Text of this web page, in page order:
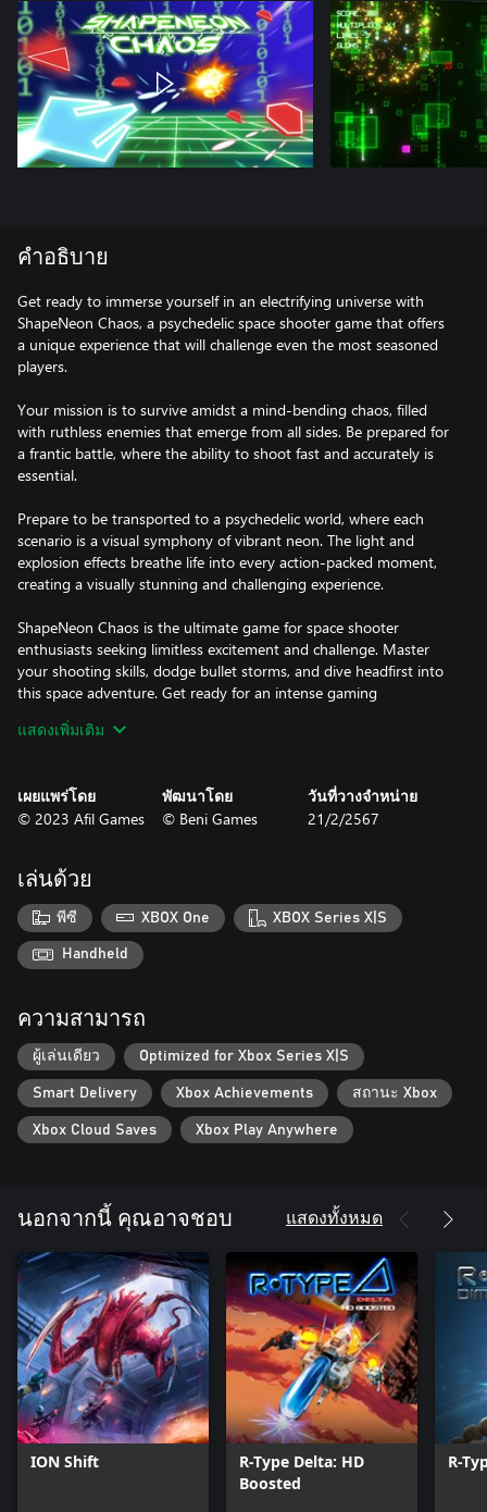
คำอธิบาย
Get ready to immerse yourself in an electrifying universe with
ShapeNeon Chaos, a psychedelic space shooter game that offers
a unique experience that will challenge even the most seasoned
players.
Your mission is to survive amidst a mind-bending chaos, filled
with ruthless enemies that emerge from all sides. Be prepared for
a frantic battle, where the ability to shoot fast and accurately is
essential.
Prepare to be transported to a psychedelic world, where each
scenario is a visual symphony of vibrant neon. The light and
explosion effects breathe life into every action-packed moment,
creating a visually stunning and challenging experience.
ShapeNeon Chaos is the ultimate game for space shooter
enthusiasts seeking limitless excitement and challenge. Master
your shooting skills, dodge bullet storms, and dive headfirst into
this space adventure. Get ready for an intense gaming
face the neon chaos?
แสดงเพิ่มเติม
เผยแพร่โดย
© 2023 Afil Games
พัฒนาโดย
© Beni Games
วันที่วางจำหน่าย
21/2/2567
เล่นด้วย
พีซี XBOX One XBOX Series X|S
Handheld
ความสามารถ
ผู้เล่นเดียว Optimized for Xbox Series X|S
Smart Delivery Xbox Achievements สถานะ Xbox
Xbox Cloud Saves Xbox Play Anywhere
นอกจากนี้ คุณอาจชอบ แสดงทั้งหมด
ION Shift
R-Type Delta: HD
Boosted
R-